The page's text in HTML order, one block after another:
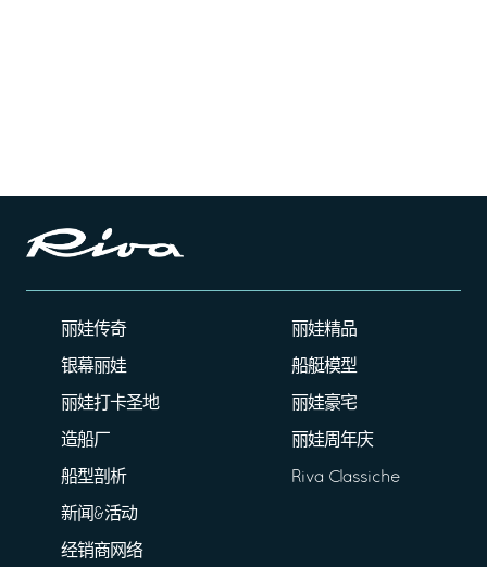
丽娃传奇
银幕丽娃
丽娃打卡圣地
造船厂
船型剖析
新闻&活动
经销商网络
丽娃精品
船艇模型
丽娃豪宅
丽娃周年庆
Riva Classiche